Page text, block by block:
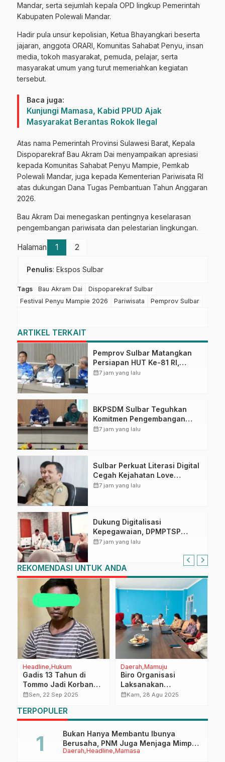
Mandar, serta sejumlah kepala OPD lingkup Pemerintah
Kabupaten Polewali Mandar.
Hadir pula unsur kepolisian, Ketua Bhayangkari beserta
jajaran, anggota ORARI, Komunitas Sahabat Penyu, insan
media, tokoh masyarakat, pemuda, pelajar, serta
masyarakat umum yang turut memeriahkan kegiatan
tersebut.
Baca juga:
Kunjungi Mamasa, Kabid PPUD Ajak
Masyarakat Berantas Rokok Ilegal
Atas nama Pemerintah Provinsi Sulawesi Barat, Kepala
Dispoparekraf Bau Akram Dai menyampaikan apresiasi
kepada Komunitas Sahabat Penyu Mampie, Pemkab
Polewali Mandar, juga kepada Kementerian Pariwisata RI
atas dukungan Dana Tugas Pembantuan Tahun Anggaran
2026.
Bau Akram Dai menegaskan pentingnya keselarasan
pengembangan pariwisata dan pelestarian lingkungan.
Halaman 1 2
Penulis: Ekspos Sulbar
Tags Bau Akram Dai
Dispoparekraf Sulbar
Festival Penyu Mampie 2026
Pariwisata Pemprov Sulbar
ARTIKEL TERKAIT
Pemprov Sulbar Matangkan
Persiapan HUT Ke-81 RI,
Puncak Upacara di Lapangan
calendar_month7 jam yang lalu
BKPSDM Sulbar Teguhkan
Komitmen Pengembangan
Kompetensi ASN melalui
calendar_month7 jam yang lalu
Sulbar Perkuat Literasi Digital
Cegah Kejahatan Love
Scamming
calendar_month7 jam yang lalu
Dukung Digitalisasi
Kepegawaian, DPMPTSP
Sulbar Siap Terapkan Aplikasi
calendar_month7 jam yang lalu
REKOMENDASI UNTUK ANDA
Headline Hukum
Gadis 13 Tahun di
Tommo Jadi Korban
Pelecehan, Pelaku
calendar_monthSen, 22 Sep 2025
Daerah Mamuju
Biro Organisasi
Laksanakan
Pemantauan dan Pra
calendar_monthKam, 28 Agu 2025
TERPOPULER
Daerah Headline Mamasa
Bukan Hanya Membantu Ibunya
Berusaha, PNM Juga Menjaga Mimpi
Anaknya Untuk Menggapai Cita-Cita